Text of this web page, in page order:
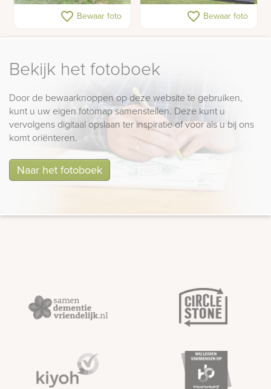
Dubbel gedenkteken
favorite_border Bewaar foto Dubbele grafsteen
favorite_border Bewaar foto
Bekijk het fotoboek
Door de bewaarknoppen op deze website te gebruiken,
kunt u uw eigen fotomap samenstellen. Deze kunt u
vervolgens digitaal opslaan ter inspiratie of voor als u bij ons
komt oriënteren.
Naar het fotoboek